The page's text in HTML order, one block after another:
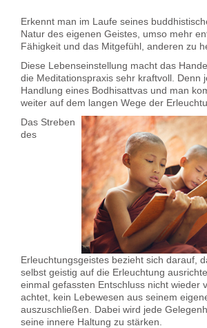
Erkennt man im Laufe seines
Natur des eigenen Geistes, umso mehr
Fähigkeit und das Mitgefühl, anderen zu
Diese Lebenseinstellung macht das
die Meditationspraxis sehr kraftvoll. Denn
Handlung eines Bodhisattvas und man
weiter auf dem langen Wege der
Das Streben
des
Erleuchtungsgeistes bezieht sich darauf,
selbst geistig auf die Erleuchtung
einmal gefassten Entschluss nicht wieder
achtet, kein Lebewesen aus seinem
auszuschließen. Dabei wird jede
seine innere Haltung zu stärken.